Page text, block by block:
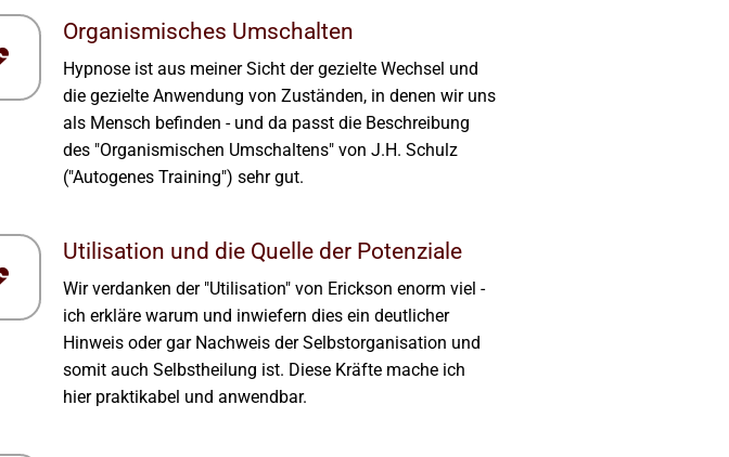
Organismisches Umschalten
Hypnose ist aus meiner Sicht der gezielte Wechsel und
die gezielte Anwendung von Zuständen, in denen wir uns
als Mensch befinden - und da passt die Beschreibung
des "Organismischen Umschaltens" von J.H. Schulz
("Autogenes Training") sehr gut.
Utilisation und die Quelle der Potenziale
Wir verdanken der "Utilisation" von Erickson enorm viel -
ich erkläre warum und inwiefern dies ein deutlicher
Hinweis oder gar Nachweis der Selbstorganisation und
somit auch Selbstheilung ist. Diese Kräfte mache ich
hier praktikabel und anwendbar.